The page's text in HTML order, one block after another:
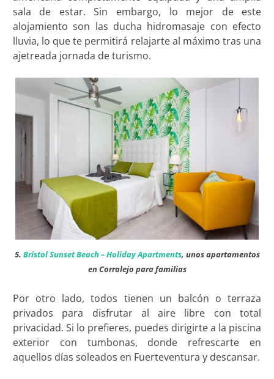
sala de estar. Sin embargo, lo mejor de este
alojamiento son las ducha hidromasaje con efecto
lluvia, lo que te permitirá relajarte al máximo tras una
ajetreada jornada de turismo.
5. Bristol Sunset Beach – Holiday Apartments, unos apartamentos
en Corralejo para familias
Por otro lado, todos tienen un balcón o terraza
privados para disfrutar al aire libre con total
privacidad. Si lo prefieres, puedes dirigirte a la piscina
exterior con tumbonas, donde refrescarte en
aquellos días soleados en Fuerteventura y descansar.